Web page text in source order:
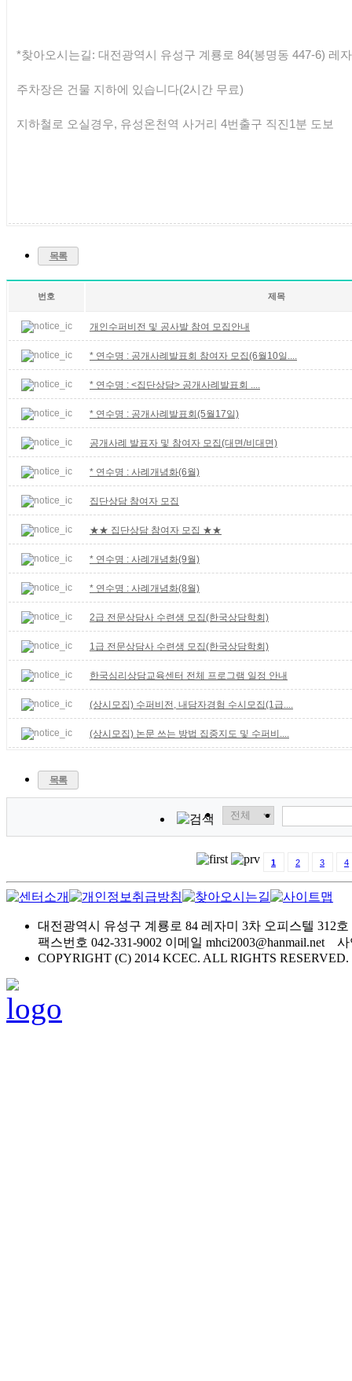
*찾아오시는길: 대전광역시 유성구 계룡로 84(봉명동 447-6) 레
주차장은 건물 지하에 있습니다(2시간 무료)
지하철로 오실경우, 유성온천역 사거리 4번출구 직진1분 도보
목록
번호 제목
개인수퍼비전 및 공사발 참여 모집안내
* 연수명 : 공개사례발표회 참여자 모집(6월10일....
* 연수명 : <집단상담> 공개사례발표회 ....
* 연수명 : 공개사례발표회(5월17일)
공개사례 발표자 및 참여자 모집(대면/비대면)
* 연수명 : 사례개념화(6월)
집단상담 참여자 모집
★★ 집단상담 참여자 모집 ★★
* 연수명 : 사례개념화(9월)
* 연수명 : 사례개념화(8월)
2급 전문상담사 수련생 모집(한국상담학회)
1급 전문상담사 수련생 모집(한국상담학회)
한국심리상담교육센터 전체 프로그램 일정 안내
(상시모집) 수퍼비전, 내담자경험 수시모집(1급....
(상시모집) 논문 쓰는 방법 집중지도 및 수퍼비....
목록
1 2 3 4
대전광역시 유성구 계룡로 84 레자미 3차 오피스텔
팩스번호 042-331-9002 이메일 mhci2003@hanmail.net
COPYRIGHT (C) 2014 KCEC. ALL RIGHTS RESERVED.